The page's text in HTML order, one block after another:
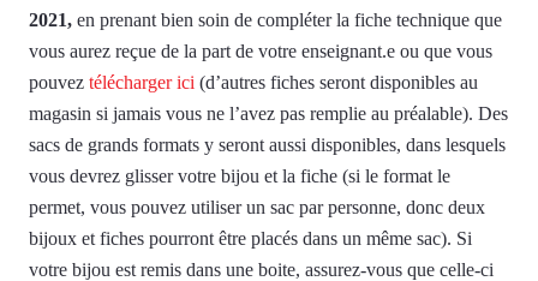
2021, en prenant bien soin de compléter la fiche technique que
vous aurez reçue de la part de votre enseignant.e ou que vous
pouvez télécharger ici (d’autres fiches seront disponibles au
magasin si jamais vous ne l’avez pas remplie au préalable). Des
sacs de grands formats y seront aussi disponibles, dans lesquels
vous devrez glisser votre bijou et la fiche (si le format le
permet, vous pouvez utiliser un sac par personne, donc deux
bijoux et fiches pourront être placés dans un même sac). Si
votre bijou est remis dans une boite, assurez-vous que celle-ci